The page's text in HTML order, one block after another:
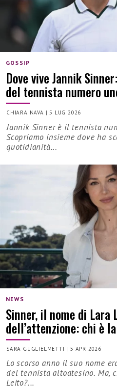
GOSSIP
Dove vive Jannik
del tennista numero
CHIARA NAVA | 5 LUG 2026
Jannik Sinner è il tennista
Scopriamo insieme dove ha
quotidianità...
NEWS
Sinner, il nome di
dell’attenzione: chi è
SARA GUGLIELMETTI | 5 APR 2026
Lo scorso anno il suo nome
del tennista altoatesino. Ma,
Leito?...